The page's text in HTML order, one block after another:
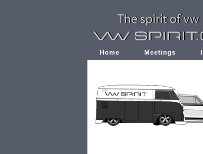
Home Meetings